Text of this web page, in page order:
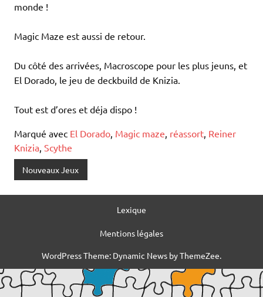
monde !
Magic Maze est aussi de retour.
Du côté des arrivées, Macroscope pour les plus jeuns, et
El Dorado, le jeu de deckbuild de Knizia.
Tout est d’ores et déja dispo !
Marqué avec El Dorado, Magic maze, réassort, Reiner
Knizia, Scythe
Nouveaux Jeux
Lexique
Mentions légales
WordPress Theme: Dynamic News by ThemeZee.